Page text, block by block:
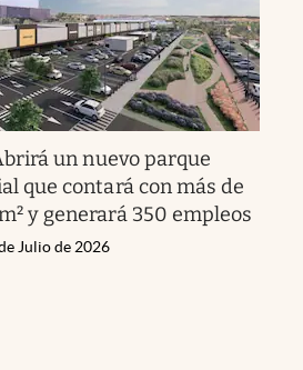
un nuevo parque
que contará con más de
y generará 350 empleos
Julio de 2026